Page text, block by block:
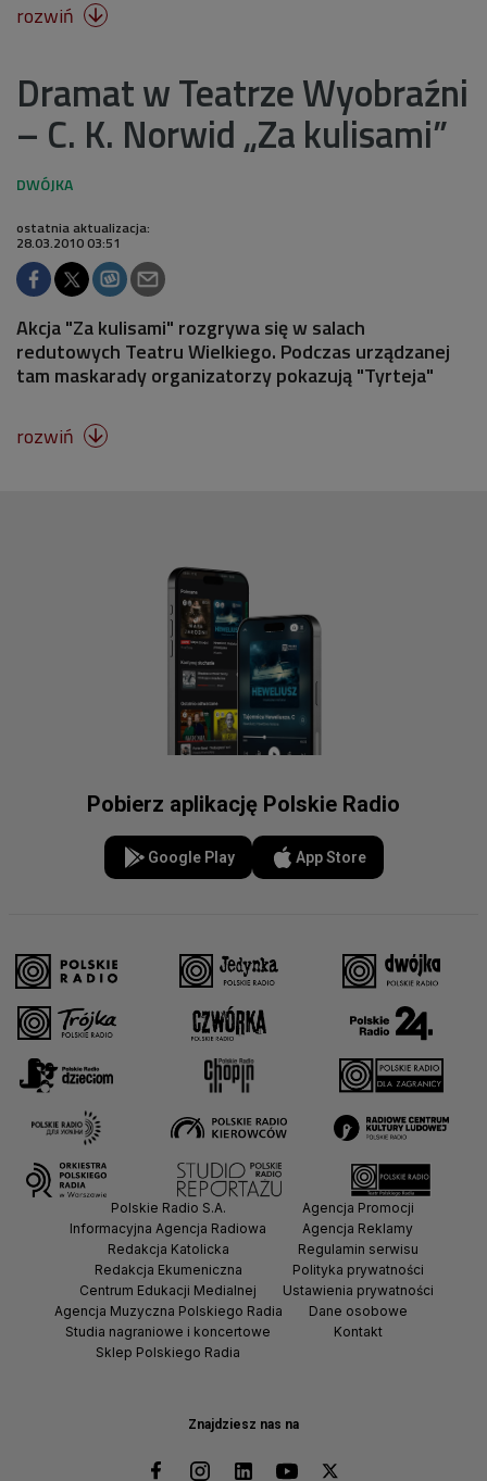
rozwiń 
Dramat w Teatrze Wyobraźni
– C. K. Norwid „Za kulisami”
ostatnia aktualizacja:
28.03.2010 03:51
Akcja "Za kulisami" rozgrywa się w salach
redutowych Teatru Wielkiego. Podczas urządzanej
tam maskarady organizatorzy pokazują "Tyrteja"
rozwiń 
Pobierz aplikację Polskie Radio
Google Play App Store
Znajdziesz nas na
Polskie Radio S.A.
Informacyjna Agencja Radiowa
Redakcja Katolicka
Redakcja Ekumeniczna
Centrum Edukacji Medialnej
Agencja Muzyczna Polskiego Radia
Studia nagraniowe i koncertowe
Sklep Polskiego Radia
Agencja Promocji
Agencja Reklamy
Regulamin serwisu
Polityka prywatności
Ustawienia prywatności
Dane osobowe
Kontakt